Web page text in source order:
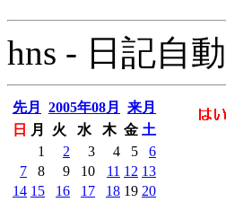
hns - 日記自
先月 2005年08月
来月
日
月 火 水 木 金 土
1
2 3 4 5
6
7
8 9 10 11 12 13
14 15 16 17 18 19 20